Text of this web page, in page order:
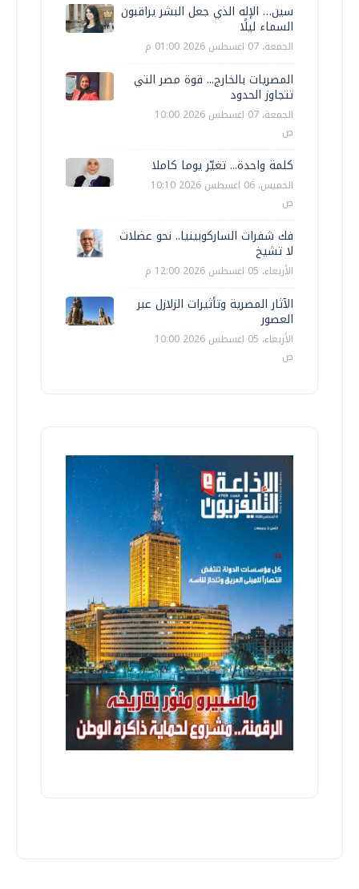
سين… الإله الذي جعل البشر يراقبون
السماء ليلًا
الجمعة، 07 اغسطس 2026 01:00 م
المصريات بالخارج... قوة مصر التي
تتجاوز الحدود
الجمعة، 07 اغسطس 2026 10:00
ص
كلمة واحدة... تغيّر يوما كاملا
الخميس، 06 اغسطس 2026 10:10
ص
فك شفرات الساركوبينيا.. نحو عضلات
لا تشيخ
الأربعاء، 05 اغسطس 2026 12:00 م
الآثار المصرية وتأثيرات الزلازل عبر
العصور
الأربعاء، 05 اغسطس 2026 10:00
ص